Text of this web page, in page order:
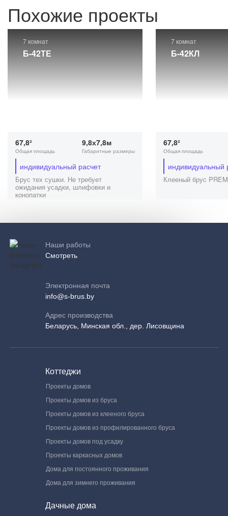
Похожие проекты
7 комнат
Б-42ТЕ
67,8²
Общая площадь
9,8х7,8м
Габаритные размеры
индивидуальный расчет
Брус тех сушки. Не требует
ожидания усадки, шлифовки и
конопатки
7 комнат
Б-42КЛ
67,8²
Общая площадь
индивидуальный
Клееный брус
Наши работы
Смотреть
Электронная почта
info@s-brus.by
Адрес производства
Беларусь, Минская обл., дер. Лисовщина
Коттеджи
Проекты домов
Проекты домов из бруса
Проекты домов из клееного бруса
Проекты домов из профилированного бруса
Проекты домов под усадку
Проекты каркасных домов
Дома для постоянного проживания
Дома для зимнего проживания
Дачные дома